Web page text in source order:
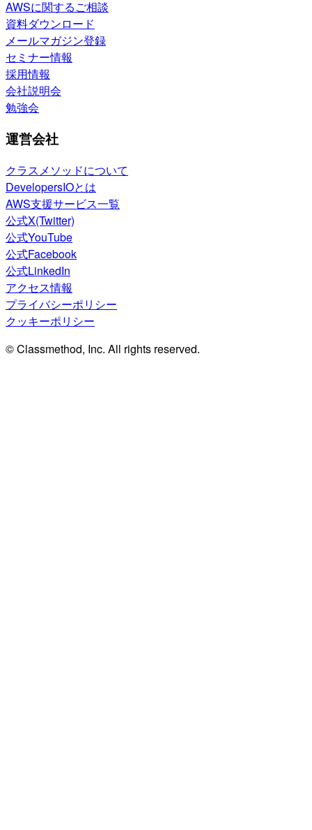
AWSに関するご相談
資料ダウンロード
メールマガジン登録
セミナー情報
採用情報
会社説明会
勉強会
運営会社
クラスメソッドについて
DevelopersIOとは
AWS支援サービス一覧
公式X(Twitter)
公式YouTube
公式Facebook
公式LinkedIn
アクセス情報
プライバシーポリシー
クッキーポリシー
© Classmethod, Inc. All rights reserved.